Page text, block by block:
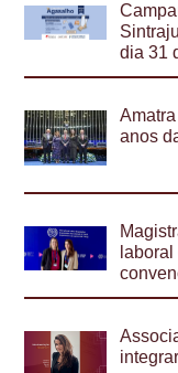
dia 31
anos